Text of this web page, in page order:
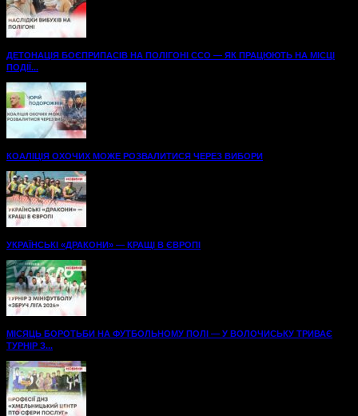
ДЕТОНАЦІЯ БОЄПРИПАСІВ НА ПОЛІГОНІ ССО — ЯК ПРАЦЮЮТЬ НА МІСЦІ
ПОДІЇ...
КОАЛІЦІЯ ОХОЧИХ МОЖЕ РОЗВАЛИТИСЯ ЧЕРЕЗ ВИБОРИ
УКРАЇНСЬКІ «ДРАКОНИ» — КРАЩІ В ЄВРОПІ
МІСЯЦЬ БОРОТЬБИ НА ФУТБОЛЬНОМУ ПОЛІ — У ВОЛОЧИСЬКУ ТРИВАЄ
ТУРНІР З...